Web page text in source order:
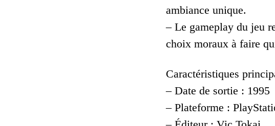
ambiance unique.
– Le gameplay du jeu
choix moraux à faire
Caractéristiques
– Date de sortie : 1995
– Plateforme :